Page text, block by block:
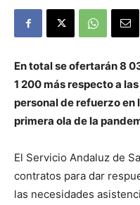
En total se ofertarán 8
1 200 más respecto a
personal de refuerzo en
primera ola de la
El Servicio Andaluz de
contratos para dar
las necesidades